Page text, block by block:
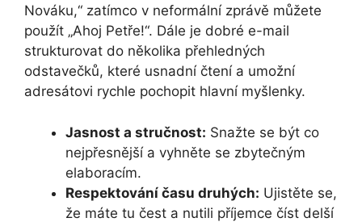
Nováku,“ zatímco v neformální zprávě můžete
použít „Ahoj Petře!“. Dále je dobré e-mail
strukturovat do několika přehledných
odstavečků, které usnadní čtení a umožní
adresátovi rychle pochopit hlavní myšlenky.
Jasnost a stručnost: Snažte se být co
nejpřesnější a vyhněte se zbytečným
elaboracím.
Respektování času druhých: Ujistěte se,
že máte tu čest a nutili příjemce číst delší